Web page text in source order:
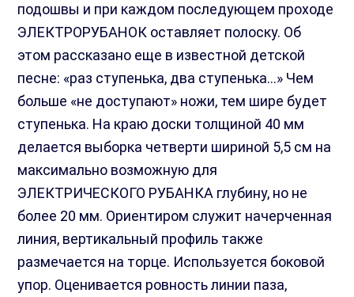
подошвы и при каждом последующем проходе
ЭЛЕКТРОРУБАНОК оставляет полоску. Об
этом рассказано еще в известной детской
песне: «раз ступенька, два ступенька…» Чем
больше «не доступают» ножи, тем шире будет
ступенька. На краю доски толщиной 40 мм
делается выборка четверти шириной 5,5 см на
максимально возможную для
ЭЛЕКТРИЧЕСКОГО РУБАНКА глубину, но не
более 20 мм. Ориентиром служит начерченная
линия, вертикальный профиль также
размечается на торце. Используется боковой
упор. Оценивается ровность линии паза,